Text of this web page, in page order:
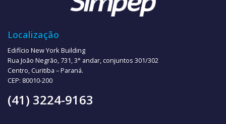
Localização
Edifício New York Building
Rua João Negrão, 731, 3° andar, conjuntos 301/302
Centro, Curitiba – Paraná.
CEP: 80010-200
(41) 3224-9163